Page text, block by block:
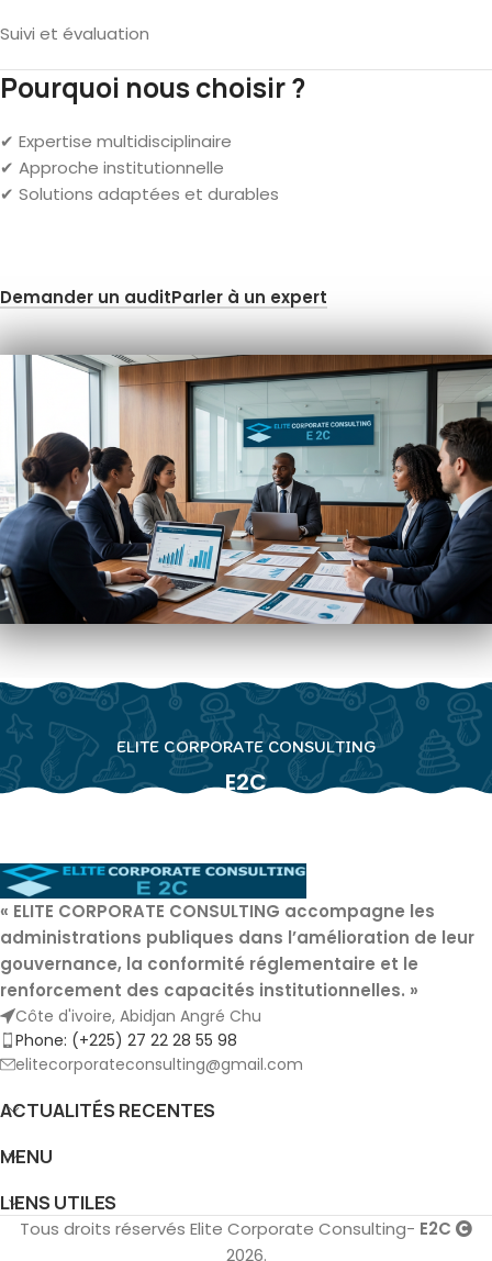
Suivi et évaluation
Pourquoi nous choisir ?
✔ Expertise multidisciplinaire
✔ Approche institutionnelle
✔ Solutions adaptées et durables
Demander un auditParler à un expert
ELITE CORPORATE CONSULTING
E2C
« ELITE CORPORATE CONSULTING accompagne les
administrations publiques dans l’amélioration de leur
gouvernance, la conformité réglementaire et le
renforcement des capacités institutionnelles. »
Côte d'ivoire, Abidjan Angré Chu
Phone: (+225) 27 22 28 55 98
elitecorporateconsulting@gmail.com
ACTUALITÉS RECENTES
MENU
LIENS UTILES
Tous droits réservés Elite Corporate Consulting- E2C
2026.